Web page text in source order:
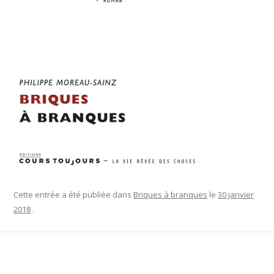
Cette entrée a été publiée dans Briques à branques le30 janvier
2018 .